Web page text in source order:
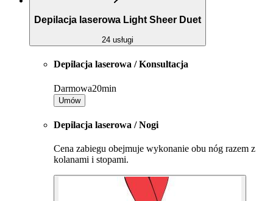
Depilacja laserowa Light Sheer Duet
24 usługi
Depilacja laserowa / Konsultacja
Darmowa20min
Umów
Depilacja laserowa / Nogi
Cena zabiegu obejmuje wykonanie obu nóg razem z
kolanami i stopami.